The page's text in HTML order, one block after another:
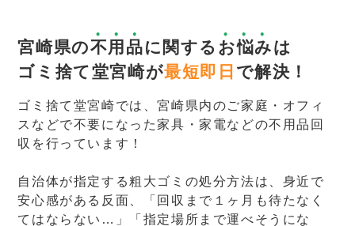
宮崎県の不用品に関する お悩みは
ゴミ捨て堂宮崎が最短即日 で解決！
ゴミ捨て堂宮崎では、宮崎県内のご家庭・オフィ
スなどで不要になった家具・家電などの不用品回
収を行っています！
自治体が指定する粗大ゴミの処分方法は、身近で
安心感がある反面、「回収まで１ヶ月も待たなく
てはならない…」「指定場所まで運べそうにな